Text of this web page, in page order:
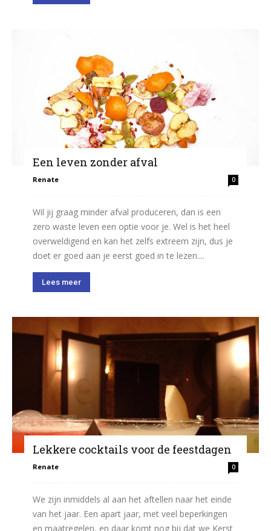
Een leven zonder afval
Renate 0
Wil jij graag minder afval produceren, dan is een
zero waste leven een optie voor je. Wel is het heel
overweldigend en kan het zelfs extreem zijn, dus je
doet er goed aan je eerst goed in te lezen....
Lees meer
Lekkere cocktails voor de feestdagen
Renate 0
We zijn inmiddels al aan het aftellen naar het einde
van het jaar. Een apart jaar, met veel beperkingen
en maatregelen, en daar komt nog bij dat we Kerst